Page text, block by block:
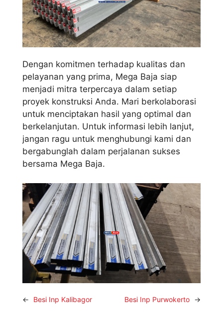
Dengan komitmen terhadap kualitas dan
pelayanan yang prima, Mega Baja siap
menjadi mitra terpercaya dalam setiap
proyek konstruksi Anda. Mari berkolaborasi
untuk menciptakan hasil yang optimal dan
berkelanjutan. Untuk informasi lebih lanjut,
jangan ragu untuk menghubungi kami dan
bergabunglah dalam perjalanan sukses
bersama Mega Baja.
← Besi Inp Kalibagor Besi Inp Purwokerto →